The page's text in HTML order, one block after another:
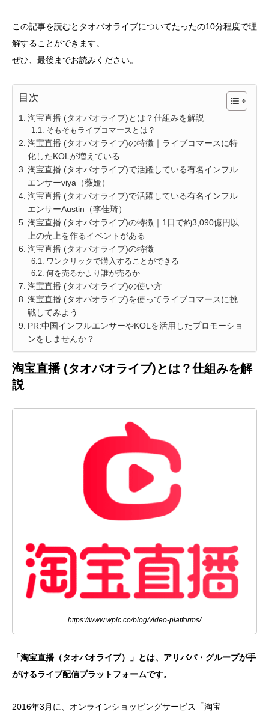
この記事を読むとタオバオライブについてたったの10分程度で理
解することができます。
ぜひ、最後までお読みください。
目次
淘宝直播 (タオバオライブ)とは？仕組みを解説
そもそもライブコマースとは？
淘宝直播 (タオバオライブ)の特徴｜ライブコマースに特
化したKOLが増えている
淘宝直播 (タオバオライブ)で活躍している有名インフル
エンサーviya（薇娅）
淘宝直播 (タオバオライブ)で活躍している有名インフル
エンサーAustin（李佳琦）
淘宝直播 (タオバオライブ)の特徴｜1日で約3,090億円以
上の売上を作るイベントがある
淘宝直播 (タオバオライブ)の特徴
ワンクリックで購入することができる
何を売るかより誰が売るか
淘宝直播 (タオバオライブ)の使い方
淘宝直播 (タオバオライブ)を使ってライブコマースに挑
戦してみよう
PR:中国インフルエンサーやKOLを活用したプロモーショ
ンをしませんか？
淘宝直播 (タオバオライブ)とは？仕組みを解
説
https://www.wpic.co/blog/video-platforms/
「淘宝直播（タオバオライブ）」とは、アリババ・グループが手
がけるライブ配信プラットフォームです。
2016年3月に、オンラインショッピングサービス「淘宝